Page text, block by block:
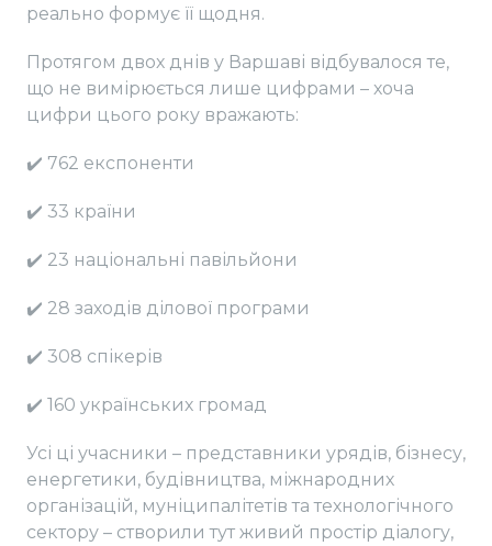
реально формує її щодня.
Протягом двох днів у Варшаві відбувалося те,
що не вимірюється лише цифрами – хоча
цифри цього року вражають:
✔️ 762 експоненти
✔️ 33 країни
✔️ 23 національні павільйони
✔️ 28 заходів ділової програми
✔️ 308 спікерів
✔️ 160 українських громад
Усі ці учасники – представники урядів, бізнесу,
енергетики, будівництва, міжнародних
організацій, муніципалітетів та технологічного
сектору – створили тут живий простір діалогу,